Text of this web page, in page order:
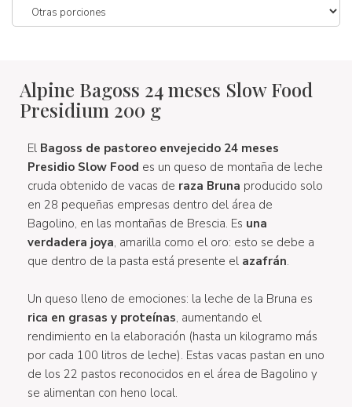
Alpine Bagoss 24 meses Slow Food
Presidium 200 g
El Bagoss de pastoreo envejecido 24 meses
Presidio Slow Food es un queso de montaña de leche
cruda obtenido de vacas de raza Bruna producido solo
en 28 pequeñas empresas dentro del área de
Bagolino, en las montañas de Brescia. Es una
verdadera joya, amarilla como el oro: esto se debe a
que dentro de la pasta está presente el azafrán.
Un queso lleno de emociones: la leche de la Bruna es
rica en grasas y proteínas, aumentando el
rendimiento en la elaboración (hasta un kilogramo más
por cada 100 litros de leche). Estas vacas pastan en uno
de los 22 pastos reconocidos en el área de Bagolino y
se alimentan con heno local.